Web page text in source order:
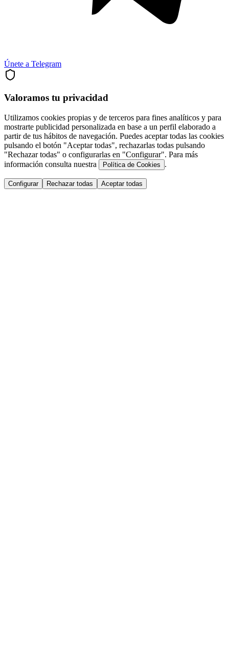
Únete a Telegram
Valoramos tu privacidad
Utilizamos cookies propias y de terceros para fines analíticos y para
mostrarte publicidad personalizada en base a un perfil elaborado a
partir de tus hábitos de navegación. Puedes aceptar todas las cookies
pulsando el botón "Aceptar todas", rechazarlas todas pulsando
"Rechazar todas" o configurarlas en "Configurar". Para más
información consulta nuestra
Política de Cookies .
Configurar Rechazar todas Aceptar todas